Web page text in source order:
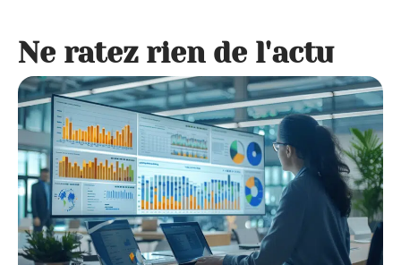
Ne ratez rien de l'actu